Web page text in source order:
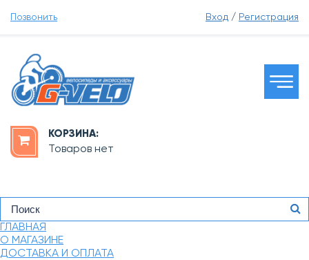
Позвонить Вход / Регистрация
КОРЗИНА:
Товаров нет
ГЛАВНАЯ
О МАГАЗИНЕ
ДОСТАВКА И ОПЛАТА